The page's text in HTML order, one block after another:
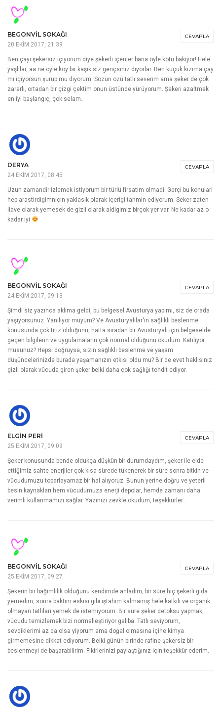
CEVAPLA
BEGONVIL SOKAĞI
20 EKIM 2017, 21:39
Ben çayı şekersiz içiyorum diye şekerli içenler bana öyle kötü bakıyor! Hele
yaşlılar, aa ne öyle koy bir kaşık siz gençsiniz diyorlar. Ben küçük kızıma çay
mı içiyorsun şurup mu diyorum. Sözün özü tatlı severim ama şeker de çok
zararlı, ortadan bir çizgi çektim onun üstünde yürüyorum. Şekeri azaltmak
en iyi başlangıç, çok selam..
CEVAPLA
DERYA
24 EKIM 2017, 08:45
Uzun zamandir izlemek istiyorum bir türlü firsatim olmadi. Gerçi bu konulari
hep arastirdigimniçin yaklasik olarak içerigi tahmin ediyorum. Seker zaten
ilave olarak yemesek de gizli olarak aldigimiz birçok yer var. Ne kadar az o
kadar iyi
CEVAPLA
BEGONVIL SOKAĞI
24 EKIM 2017, 09:13
Şimdi siz yazınca aklıma geldi, bu belgesel Avusturya yapımı, siz de orada
yaşıyorsunuz. Yanılıyor muyum? Ve Avusturyalılar'ın sağlıklı beslenme
konusunda çok titiz olduğunu, hatta sıradan bir Avusturyalı için belgeselde
geçen bilgilerin ve uygulamaların çok normal olduğunu okudum. Katılıyor
musunuz? Hepsi doğruysa, sizin sağlıklı beslenme ve yaşam
düşüncelerinizde burada yaşamanızın etkisi oldu mu? Bir de evet haklısınız
gizli olarak vücuda giren şeker belki daha çok sağlığı tehdit ediyor.
CEVAPLA
ELGIN PERI
25 EKIM 2017, 09:09
Şeker konusunda bende oldukça düşkün bir durumdaydım, şeker ile elde
ettiğimiz sahte enerjiler çok kısa sürede tükenerek bir süre sonra bitkin ve
vücudumuzu toparlayamaz bir hal alıyoruz. Bunun yerine doğru ve yeterli
besin kaynakları hem vücudumuza enerji depolar, hemde zamanı daha
verimli kullanmamızı sağlar. Yazınızı zevkle okudum, teşekkürler…
CEVAPLA
BEGONVIL SOKAĞI
25 EKIM 2017, 09:27
Şekerin bir bağımlılık olduğunu kendimde anladım, bir süre hiç şekerli gıda
yemedim, sonra baktım eskisi gibi iştahım kalmamış hele katkılı ve organik
olmayan tatlıları yemek de istemiyorum. Bir süre şeker detoksu yapmak,
vücudu temizlemek bizi normalleştiriyor galiba. Tatlı seviyorum,
sevdiklerimi az da olsa yiyorum ama doğal olmasına içine kimya
girmemesine dikkat ediyorum. Belki günün birinde rafine şekersiz bir
beslenmeyi de başarabilirim. Fikirlerinizi paylaştığınız için teşekkür ederim.